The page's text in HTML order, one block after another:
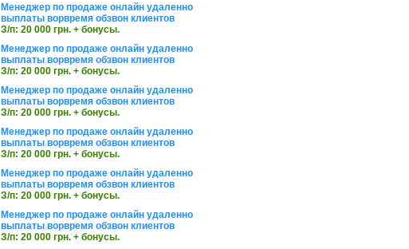
Менеджер по продаже онлайн удаленно
выплаты ворвремя обзвон клиентов
З/п: 20 000 грн. + бонусы.
Менеджер по продаже онлайн удаленно
выплаты ворвремя обзвон клиентов
З/п: 20 000 грн. + бонусы.
Менеджер по продаже онлайн удаленно
выплаты ворвремя обзвон клиентов
З/п: 20 000 грн. + бонусы.
Менеджер по продаже онлайн удаленно
выплаты ворвремя обзвон клиентов
З/п: 20 000 грн. + бонусы.
Менеджер по продаже онлайн удаленно
выплаты ворвремя обзвон клиентов
З/п: 20 000 грн. + бонусы.
Менеджер по продаже онлайн удаленно
выплаты ворвремя обзвон клиентов
З/п: 20 000 грн. + бонусы.